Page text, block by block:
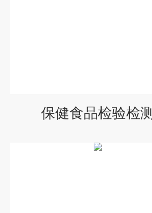
保健食品检验检测